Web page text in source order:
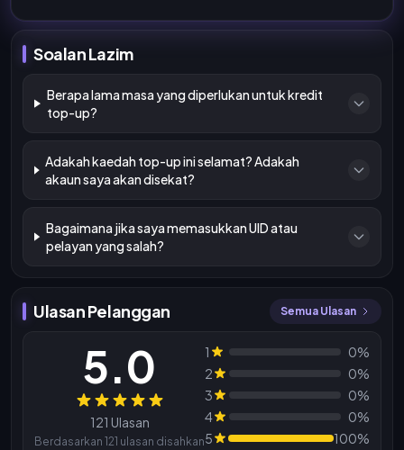
Soalan Lazim
Berapa lama masa yang diperlukan untuk kredit
top-up?
Adakah kaedah top-up ini selamat? Adakah
akaun saya akan disekat?
Bagaimana jika saya memasukkan UID atau
pelayan yang salah?
Ulasan Pelanggan Semua Ulasan
5.0
121 Ulasan
Berdasarkan 121 ulasan disahkan
1
0%
2
0%
3
0%
4
0%
5
100%